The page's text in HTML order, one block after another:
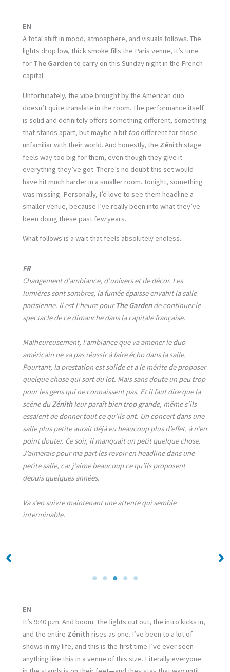
EN
A total shift in mood, atmosphere, and visuals follows. The
lights drop low, thick smoke fills the Paris venue, it’s time
for The Garden to carry on this Sunday night in the French
capital.
Unfortunately, the vibe brought by the American duo
doesn’t quite translate in the room. The performance itself
is solid and definitely offers something different, something
that stands apart, but maybe a bit toodifferent for those
unfamiliar with their world. And honestly, the Zénith stage
feels way too big for them, even though they give it
everything they’ve got. There’s no doubt this set would
have hit much harder in a smaller room. Tonight, something
was missing. Personally, I’d love to see them headline a
smaller venue, because I’ve really been into what they’ve
been doing these past few years.
What follows is a wait that feels absolutely endless.
FR
Changement d’ambiance, d’univers et de décor. Les
lumières sont sombres, la fumée épaisse envahit la salle
parisienne. Il est l’heure pourThe Gardende continuer le
spectacle de ce dimanche dans la capitale française.
Malheureusement, l’ambiance que va amener le duo
américain ne va pas réussir à faire écho dans la salle.
Pourtant, la prestation est solide et a le mérite de proposer
quelque chose qui sort du lot. Mais sans doute un peu trop
pour les gens qui ne connaissent pas. Et il faut dire que la
scène duZénithleur paraît bien trop grande, même s’ils
essaient de donner tout ce qu’ils ont. Un concert dans une
salle plus petite aurait déjà eu beaucoup plus d’effet, à n’en
point douter. Ce soir, il manquait un petit quelque chose.
J’aimerais pour ma part les revoir en headline dans une
petite salle, car j’aime beaucoup ce qu’ils proposent
depuis quelques années.
Va s’en suivre maintenant une attente qui semble
interminable.
EN
It’s 9:40 p.m. And boom. The lights cut out, the intro kicks in,
and the entire Zénith rises as one. I’ve been to a lot of
shows in my life, and this is the first time I’ve ever seen
anything like this in a venue of this size. Literally everyone